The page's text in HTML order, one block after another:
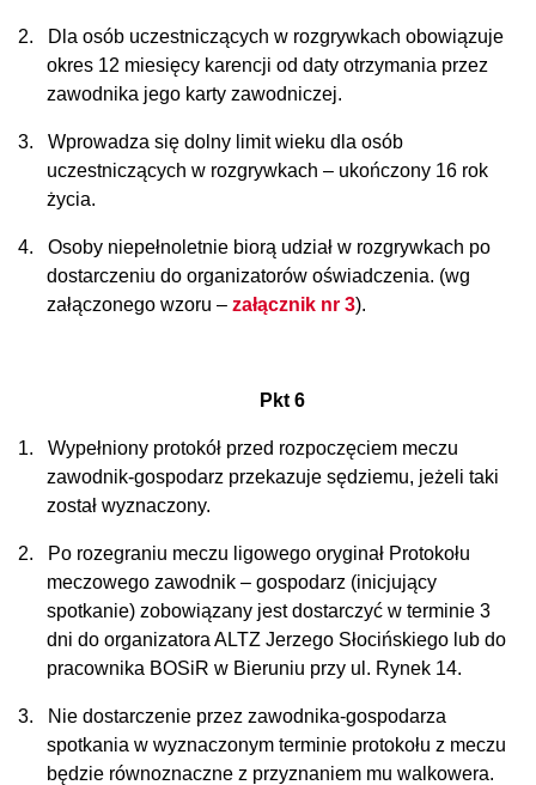
2.
Dla osób uczestniczących w rozgrywkach obowiązuje
okres 12 miesięcy karencji od daty otrzymania przez
zawodnika jego karty zawodniczej.
3.
Wprowadza się dolny limit wieku dla osób
uczestniczących w rozgrywkach – ukończony 16 rok
życia.
4.
Osoby niepełnoletnie biorą udział w rozgrywkach po
dostarczeniu do organizatorów oświadczenia. (wg
załączonego wzoru – załącznik nr 3).
Pkt 6
1.
Wypełniony protokół przed rozpoczęciem meczu
zawodnik-gospodarz przekazuje sędziemu, jeżeli taki
został wyznaczony.
2.
Po rozegraniu meczu ligowego oryginał Protokołu
meczowego zawodnik – gospodarz (inicjujący
spotkanie) zobowiązany jest dostarczyć w terminie 3
dni do organizatora ALTZ Jerzego Słocińskiego lub do
pracownika BOSiR w Bieruniu przy ul. Rynek 14.
3.
Nie dostarczenie przez zawodnika-gospodarza
spotkania w wyznaczonym terminie protokołu z meczu
będzie równoznaczne z przyznaniem mu walkowera.